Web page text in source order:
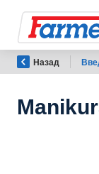
Назад
на
Назад